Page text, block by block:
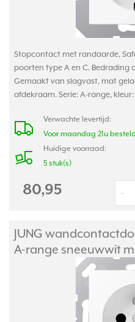
Stopcontact met randaarde,
poorten type A en C. Bedrading
Gemaakt van slagvast, mat
afdekraam. Serie: A-range,
Verwachte levertijd:
Voor maandag 21u
Huidige voorraad:
5 stuk(s)
80,95 -
JUNG
A-range sneeuwwit